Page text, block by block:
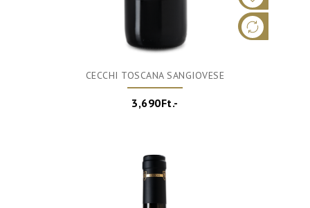
CECCHI TOSCANA SANGIOVESE
3,690Ft.-